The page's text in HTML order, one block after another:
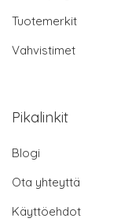
Tuotemerkit
Vahvistimet
Pikalinkit
Blogi
Ota yhteyttä
Käyttöehdot